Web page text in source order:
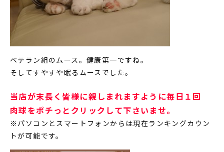
ベテラン組のムース。健康第一ですね。
そしてすやすや眠るムースでした。
当店が末長く皆様に親しまれますように毎日１回
肉球をポチっとクリックして下さいませ。
※パソコンとスマートフォンからは現在ランキングカウン
トが可能です。